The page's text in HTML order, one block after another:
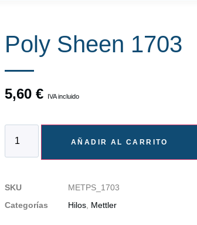
Poly Sheen 1703
5,60 € IVA incluido
AÑADIR AL CARRITO
SKU
METPS_1703
Categorías
Hilos Mettler